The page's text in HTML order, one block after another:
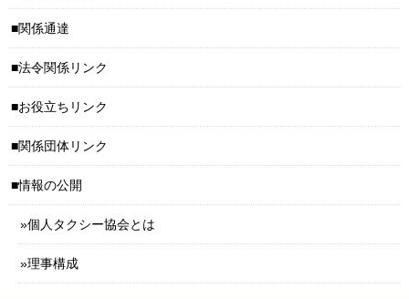
関係通達
法令関係リンク
お役立ちリンク
関係団体リンク
情報の公開
個人タクシー協会とは
理事構成